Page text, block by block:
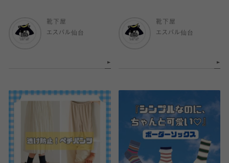
靴下屋
エスパル仙台
靴下屋
エスパル仙台